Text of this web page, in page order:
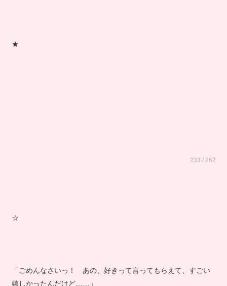
★
233 / 262
☆
「ごめんなさいっ！ あの、好きって言ってもらえて、すごい
嬉しかったんだけど……」